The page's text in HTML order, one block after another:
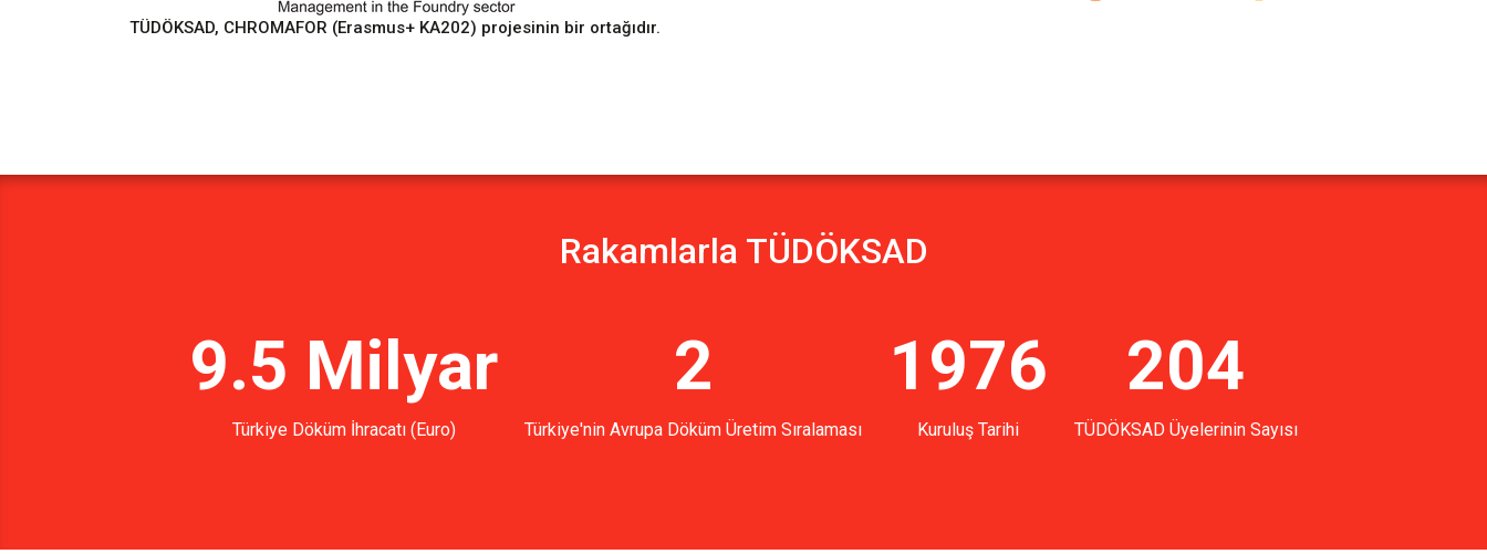
TÜDÖKSAD, CHROMAFOR (Erasmus+ KA202) projesinin bir ortağıdır.
Rakamlarla TÜDÖKSAD
9.5 Milyar
Türkiye Döküm İhracatı (Euro)
2
Türkiye'nin Avrupa Döküm Üretim Sıralaması
1976
Kuruluş Tarihi
204
TÜDÖKSAD Üyelerinin Sayısı